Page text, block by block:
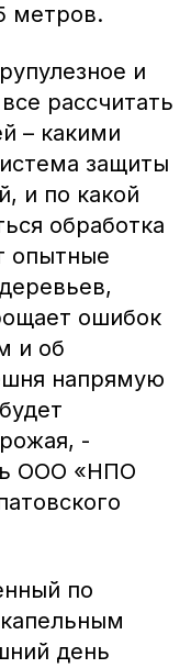
метров.
и
рассчитать
– какими
защиты
и по какой
обработка
опытные
ошибок
и об
напрямую
-
ООО «НПО
по
день